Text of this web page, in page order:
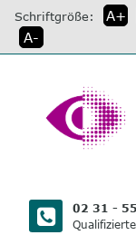
direkt
zum
Inhalt
Schriftgröße: A+
A-
02 31 -